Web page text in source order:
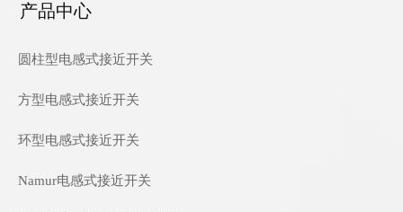
产品中心
圆柱型电感式接近开关
方型电感式接近开关
环型电感式接近开关
Namur电感式接近开关